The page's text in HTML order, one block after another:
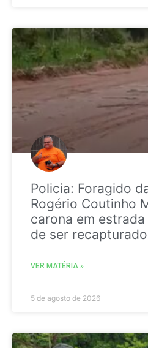
Policia: Foragido
Rogério Coutinho
carona em
de ser recapturado
VER MATÉRIA »
5 de agosto de 2026